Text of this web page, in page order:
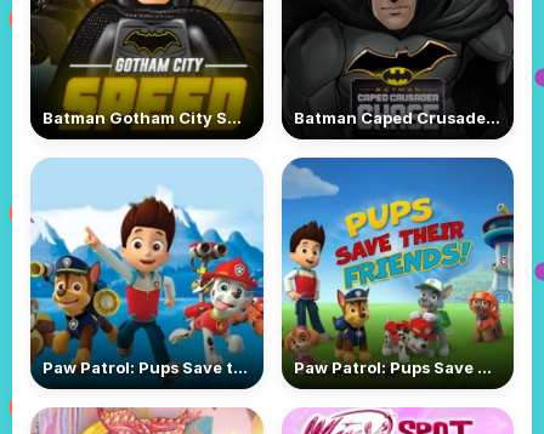
Batman Gotham City Speed Batman Caped Crusader Chase
Paw Patrol: Pups Save the Day Paw Patrol: Pups Save Their Friends